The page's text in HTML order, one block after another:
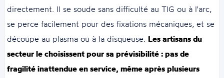
directement. Il se soude sans difficulté au TIG ou à l'arc,
se perce facilement pour des fixations mécaniques, et se
découpe au plasma ou à la disqueuse. Les artisans du
secteur le choisissent pour sa prévisibilité : pas de
fragilité inattendue en service, même après plusieurs